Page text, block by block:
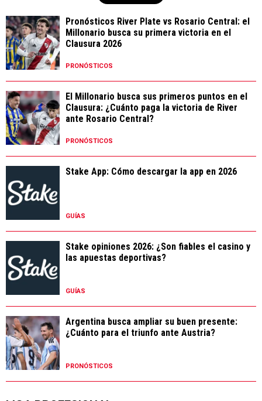
Pronósticos River Plate vs Rosario Central: el
Millonario busca su primera victoria en el
Clausura 2026
PRONÓSTICOS
El Millonario busca sus primeros puntos en el
Clausura: ¿Cuánto paga la victoria de River
ante Rosario Central?
PRONÓSTICOS
Stake App: Cómo descargar la app en 2026
GUÍAS
Stake opiniones 2026: ¿Son fiables el casino y
las apuestas deportivas?
GUÍAS
Argentina busca ampliar su buen presente:
¿Cuánto para el triunfo ante Austria?
PRONÓSTICOS